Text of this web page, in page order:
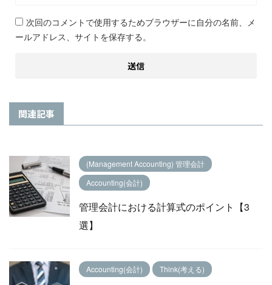
次回のコメントで使用するためブラウザーに自分の名前、メ
ールアドレス、サイトを保存する。
関連記事
(Management Accounting) 管理会計
Accounting(会計)
管理会計における計算式のポイント【3
選】
Accounting(会計) Think(考える)